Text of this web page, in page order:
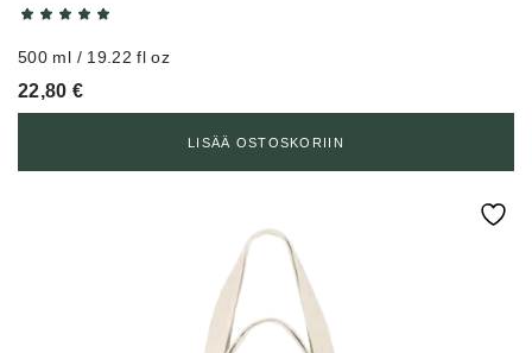
500 ml / 19.22 fl oz
22,80€
LISÄÄ OSTOSKORIIN